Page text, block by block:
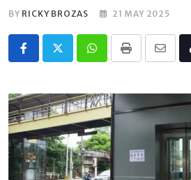
BY RICKY BROZAS 21 MAY 2025
Whatsapp
Print
Share
Email